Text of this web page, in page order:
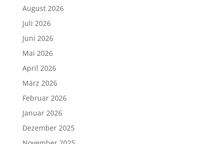
August 2026
Juli 2026
Juni 2026
Mai 2026
April 2026
März 2026
Februar 2026
Januar 2026
Dezember 2025